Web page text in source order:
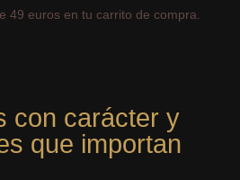
49 euros en tu carrito de compra.
con carácter y
que importan